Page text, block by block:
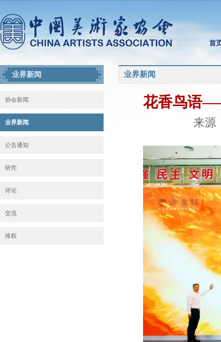
首
业界新闻
协会新闻
业界新闻
公告通知
研究
评论
交流
维权
业界新闻
花香鸟语
来源